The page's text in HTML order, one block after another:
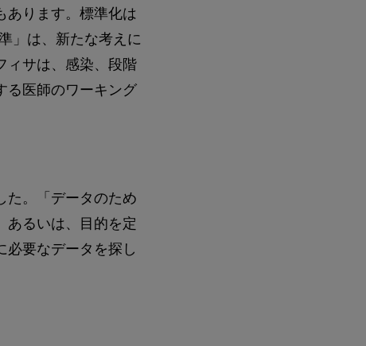
あります。標準化は
」は、新たな考えに
ィサは、感染、段階
る医師のワーキング
た。「データのため
あるいは、目的を定
必要なデータを探し